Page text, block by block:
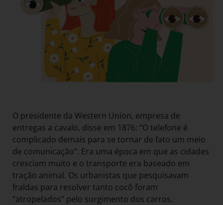
O presidente da Western Union, empresa de
entregas a cavalo, disse em 1876: “O telefone é
complicado demais para se tornar de fato um meio
de comunicação”. Era uma época em que as cidades
cresciam muito e o transporte era baseado em
tração animal. Os urbanistas que pesquisavam
fraldas para resolver tanto cocô foram
“atropelados” pelo surgimento dos carros.